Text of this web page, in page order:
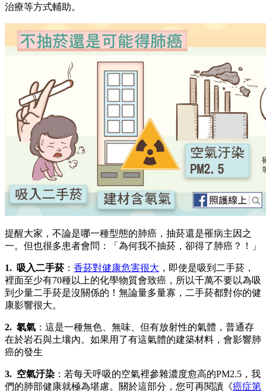
治療等方式輔助。
提醒大家，不論是哪一種型態的肺癌，抽菸還是罹病主因之
一。但也很多患者會問：「為何我不抽菸，卻得了肺癌？！」
1. 吸入二手菸： 香菸對健康危害很大 ，即使是吸到二手菸，
裡面至少有70種以上的化學物質會致癌，所以千萬不要以為吸
到少量二手菸是沒關係的！無論量多量寡，二手菸都對你的健
康影響很大。
2. 氡氣 ：這是一種無色、無味、但有放射性的氣體，普通存
在於岩石與土壤內。如果用了有這氣體的建築材料，會影響肺
癌的發生
3. 空氣汙染 ：若每天呼吸的空氣裡參雜濃度愈高的PM2.5，我
們的肺部健康就極為堪慮。關於這部分，您可再閱讀《癌症第